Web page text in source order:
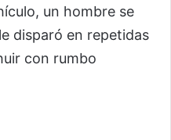
un hombre se
disparó en repetidas
con rumbo